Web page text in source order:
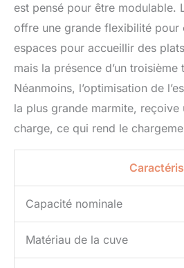
est pensé pour être modulable.
offre une grande flexibilité pour
espaces pour accueillir des
mais la présence d’un
Néanmoins, l’optimisation de
la plus grande marmite, reçoive
charge, ce qui rend le
Capacité nominale
Matériau de la cuve